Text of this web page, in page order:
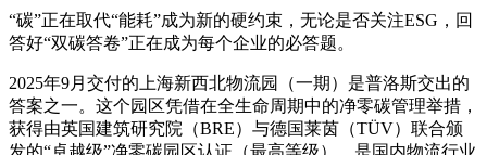
“碳”正在取代“能耗”成为新的硬约束，无论是否关注ESG，回
答好“双碳答卷”正在成为每个企业的必答题。
2025年9月交付的上海新西北物流园（一期）是普洛斯交出的
答案之一。这个园区凭借在全生命周期中的净零碳管理举措，
获得由英国建筑研究院（BRE）与德国莱茵（TÜV）联合颁
发的“卓越级”净零碳园区认证（最高等级），是国内物流行业